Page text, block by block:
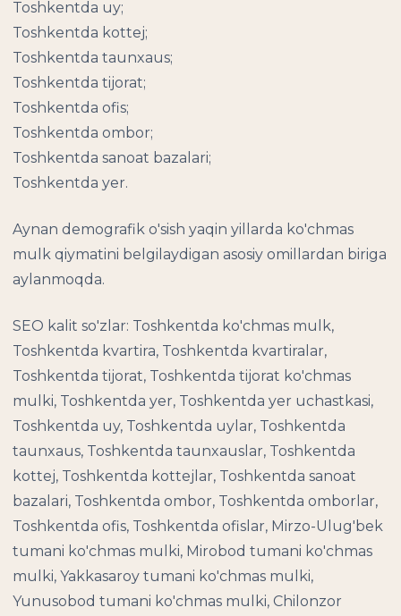
Toshkentda uy;
Toshkentda kottej;
Toshkentda taunxaus;
Toshkentda tijorat;
Toshkentda ofis;
Toshkentda ombor;
Toshkentda sanoat bazalari;
Toshkentda yer.
Aynan demografik o'sish yaqin yillarda ko'chmas
mulk qiymatini belgilaydigan asosiy omillardan biriga
aylanmoqda.
SEO kalit so'zlar: Toshkentda ko'chmas mulk,
Toshkentda kvartira, Toshkentda kvartiralar,
Toshkentda tijorat, Toshkentda tijorat ko'chmas
mulki, Toshkentda yer, Toshkentda yer uchastkasi,
Toshkentda uy, Toshkentda uylar, Toshkentda
taunxaus, Toshkentda taunxauslar, Toshkentda
kottej, Toshkentda kottejlar, Toshkentda sanoat
bazalari, Toshkentda ombor, Toshkentda omborlar,
Toshkentda ofis, Toshkentda ofislar, Mirzo-Ulug'bek
tumani ko'chmas mulki, Mirobod tumani ko'chmas
mulki, Yakkasaroy tumani ko'chmas mulki,
Yunusobod tumani ko'chmas mulki, Chilonzor